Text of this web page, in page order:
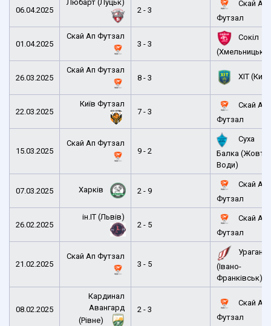
06.04.2025
Любарт (Луцьк)
2 - 3
Скай Ап
Футзал
01.04.2025
Скай Ап Футзал
3 - 3
Сокіл
26.03.2025
Скай Ап Футзал
8 - 3
ХІТ
22.03.2025
Київ Футзал
7 - 3
Скай Ап
Футзал
15.03.2025
Скай Ап Футзал
9 - 2
Суха
Балка (Жовті
Води)
07.03.2025 Харків 2 - 9
Скай Ап
Футзал
26.02.2025
ін.ІТ (Львів)
2 - 5
Скай Ап
Футзал
21.02.2025
Скай Ап Футзал
3 - 5
Ураган
(Івано-
Франківськ)
08.02.2025
Кардинал
Авангард
(Рівне)
2 - 3
Скай Ап
Футзал